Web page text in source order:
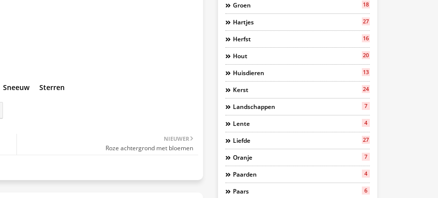
Sneeuw Sterren
NIEUWER
Roze achtergrond met bloemen
Groen 18
Hartjes 27
Herfst 16
Hout 20
Huisdieren 13
Kerst 24
Landschappen 7
Lente 4
Liefde 27
Oranje 7
Paarden 4
Paars 6